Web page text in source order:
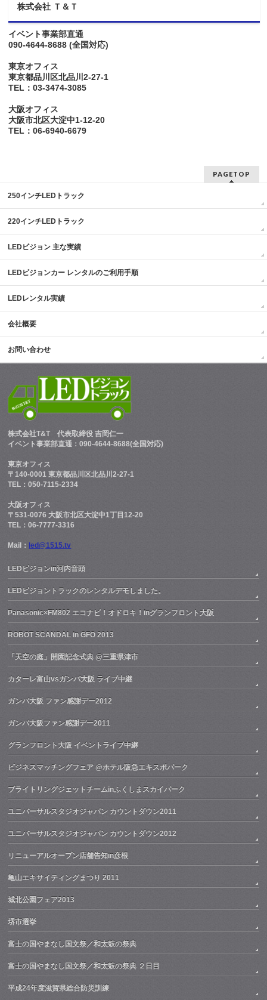
株式会社 Ｔ＆Ｔ
イベント事業部直通
090-4644-8688 (全国対応)
東京オフィス
東京都品川区北品川2-27-1
TEL：03-3474-3085
大阪オフィス
大阪市北区大淀中1-12-20
TEL：06-6940-6679
PAGETOP
250インチLEDトラック
220インチLEDトラック
LEDビジョン 主な実績
LEDビジョンカー レンタルのご利用手順
LEDレンタル実績
会社概要
お問い合わせ
株式会社T&T 代表取締役 吉岡仁一
イベント事業部直通：090-4644-8688(全国対応)
東京オフィス
〒140-0001 東京都品川区北品川2-27-1
TEL：050-7115-2334
大阪オフィス
〒531-0076 大阪市北区大淀中1丁目12-20
TEL：06-7777-3316
Mail： led@1515.tv
LEDビジョンin河内音頭
LEDビジョントラックのレンタルデモしました。
Panasonic×FM802 エコナビ！オドロキ！inグランフロント大阪
ROBOT SCANDAL in GFO 2013
「天空の庭」開園記念式典 @三重県津市
カターレ富山vsガンバ大阪 ライブ中継
ガンバ大阪 ファン感謝デー2012
ガンバ大阪ファン感謝デー2011
グランフロント大阪 イベントライブ中継
ビジネスマッチングフェア @ホテル阪急エキスポパーク
ブライトリングジェットチームinふくしまスカイパーク
ユニバーサルスタジオジャパン カウントダウン2011
ユニバーサルスタジオジャパン カウントダウン2012
リニューアルオープン店舗告知in彦根
亀山エキサイティングまつり 2011
城北公園フェア2013
堺市選挙
富士の国やまなし国文祭／和太鼓の祭典
富士の国やまなし国文祭／和太鼓の祭典 ２日目
平成24年度滋賀県総合防災訓練